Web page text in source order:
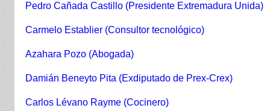
Pedro Cañada Castillo (Presidente Extremadura Unida)
Carmelo Establier (Consultor tecnológico)
Azahara Pozo (Abogada)
Damián Beneyto Pita (Exdiputado de Prex-Crex)
Carlos Lévano Rayme (Cocinero)